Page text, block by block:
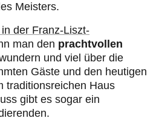
Meisters.
der Franz-Liszt-
man den prachtvollen
und viel über die
Gäste und den heutigen
traditionsreichen Haus
gibt es sogar ein